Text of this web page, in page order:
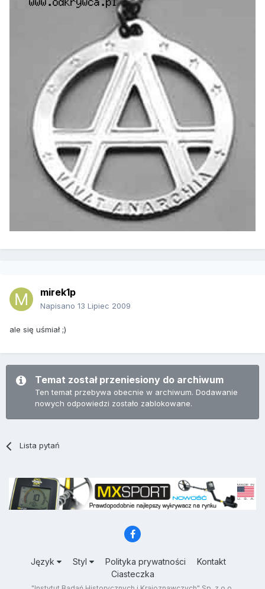
mirek1p
Napisano 13 Lipiec 2009
ale się uśmiał ;)
Temat został przeniesiony do archiwum
Ten temat przebywa obecnie w archiwum. Dodawanie
nowych odpowiedzi zostało zablokowane.
Lista pytań
Język Styl Polityka prywatności
Kontakt
Ciasteczka